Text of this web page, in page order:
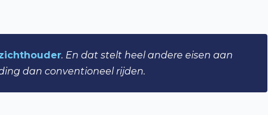
. En dat stelt heel andere eisen aan
dan conventioneel rijden.